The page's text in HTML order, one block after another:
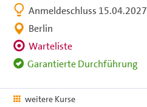
Anmeldeschluss 15.04.2027
Berlin
Warteliste
Garantierte Durchführung
weitere Kurse